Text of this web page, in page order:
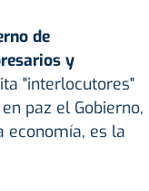
de
y
"interlocutores"
paz el Gobierno,
economía, es la